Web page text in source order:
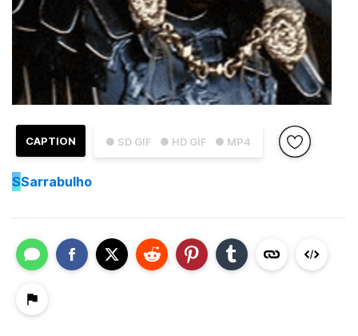
● SD GIF ● HD GIF ● MP4
CAPTION
SSarrabulho